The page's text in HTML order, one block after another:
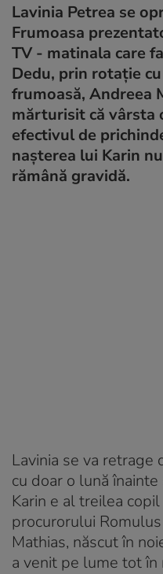
Lavinia Petrea se
Frumoasa
TV - matinala care
Dedu, prin rotație
frumoasă, Andreea
mărturisit că vârsta
efectivul de
nașterea lui Karin
rămână gravidă.
Lavinia se va retrage
cu doar o lună
Karin e al treilea
procurorului
Mathias, născut în
a venit pe lume tot